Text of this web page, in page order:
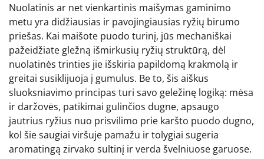
Nuolatinis ar net vienkartinis maišymas gaminimo
metu yra didžiausias ir pavojingiausias ryžių birumo
priešas. Kai maišote puodo turinį, jūs mechaniškai
pažeidžiate gležną išmirkusių ryžių struktūrą, dėl
nuolatinės trinties jie išskiria papildomą krakmolą ir
greitai susiklijuoja į gumulus. Be to, šis aiškus
sluoksniavimo principas turi savo geležinę logiką: mėsa
ir daržovės, patikimai gulinčios dugne, apsaugo
jautrius ryžius nuo prisvilimo prie karšto puodo dugno,
kol šie saugiai viršuje pamažu ir tolygiai sugeria
aromatingą zirvako sultinį ir verda švelniuose garuose.